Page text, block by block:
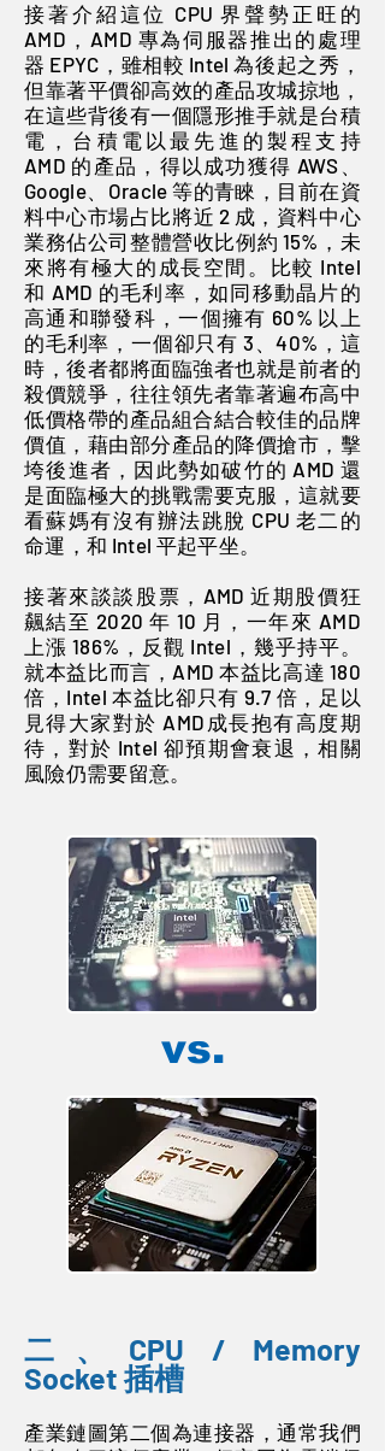
接著介紹這位 CPU 界聲勢正旺的
AMD，AMD 專為伺服器推出的處理
器 EPYC，雖相較 Intel 為後起之秀，
但靠著平價卻高效的產品攻城掠地，
在這些背後有一個隱形推手就是台積
電，台積電以最先進的製程支持
AMD 的產品，得以成功獲得 AWS、
Google、Oracle 等的青睞，目前在資
料中心市場占比將近 2 成，資料中心
業務佔公司整體營收比例約 15%，未
來將有極大的成長空間。比較 Intel
和 AMD 的毛利率，如同移動晶片的
高通和聯發科，一個擁有 60% 以上
的毛利率，一個卻只有 3、40%，這
時，後者都將面臨強者也就是前者的
殺價競爭，往往領先者靠著遍布高中
低價格帶的產品組合結合較佳的品牌
價值，藉由部分產品的降價搶市，擊
垮後進者，因此勢如破竹的 AMD 還
是面臨極大的挑戰需要克服，這就要
看蘇媽有沒有辦法跳脫 CPU 老二的
命運，和 Intel 平起平坐。
接著來談談股票，AMD 近期股價狂
飆結至 2020 年 10 月，一年來 AMD
上漲 186%，反觀 Intel，幾乎持平。
就本益比而言，AMD 本益比高達 180
倍，Intel 本益比卻只有 9.7 倍，足以
見得大家對於 AMD成長抱有高度期
待，對於 Intel 卻預期會衰退，相關
風險仍需要留意。
vs.
二、CPU / Memory
Socket 插槽
產業鏈圖第二個為連接器，通常我們